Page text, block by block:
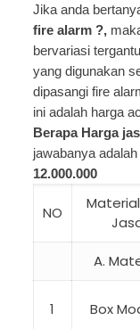
Jika anda
fire alarm ?,
bervariasi
yang digunakan
dipasangi fire
ini adalah harga
Berapa Harga
jawabanya
12.000.000
NO
A.
1 Box